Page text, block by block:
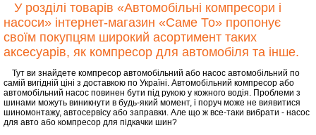
У розділі товарів «Автомобільні компресори і
насоси» інтернет-магазин «Саме То» пропонує
своїм покупцям широкий асортимент таких
аксесуарів, як компресор для автомобіля та інше.
Тут ви знайдете компресор автомобільний або насос автомобільний по
самій вигідній ціні з доставкою по Україні. Автомобільний компресор або
автомобільний насос повинен бути під рукою у кожного водія. Проблеми з
шинами можуть виникнути в будь-який момент, і поруч може не виявитися
шиномонтажу, автосервісу або заправки. Але що ж все-таки вибрати - насос
для авто або компресор для підкачки шин?